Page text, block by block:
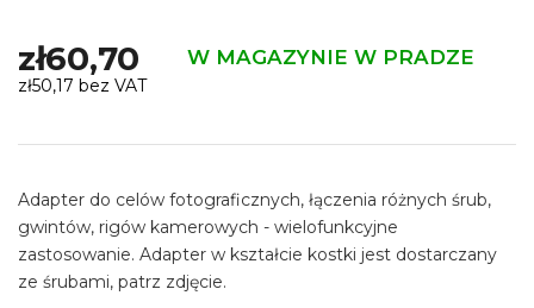
zł60,70 W MAGAZYNIE W PRADZE
zł50,17 bez VAT
jednostkowa:
Adapter do celów fotograficznych, łączenia różnych śrub,
gwintów, rigów kamerowych - wielofunkcyjne
zastosowanie. Adapter w kształcie kostki jest dostarczany
ze śrubami, patrz zdjęcie.